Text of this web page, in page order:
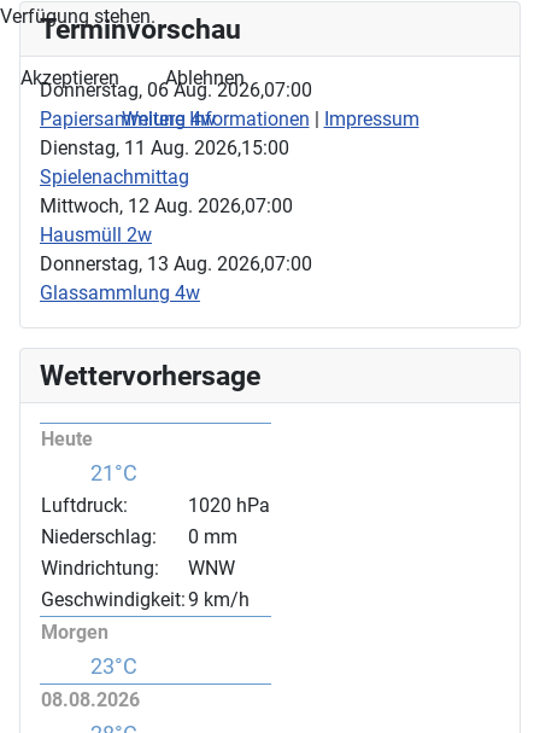
Terminvorschau
Donnerstag, 06 Aug. 2026,07:00
Papiersammlung 4w
Dienstag, 11 Aug. 2026,15:00
Spielenachmittag
Mittwoch, 12 Aug. 2026,07:00
Hausmüll 2w
Donnerstag, 13 Aug. 2026,07:00
Glassammlung 4w
Wettervorhersage
Heute
21°C
Luftdruck:
1020 hPa
Niederschlag:
0 mm
Windrichtung:
WNW
Geschwindigkeit:9 km/h
Morgen
23°C
08.08.2026
Verfügung stehen.
Akzeptieren
Ablehnen
Weitere Informationen | Impressum